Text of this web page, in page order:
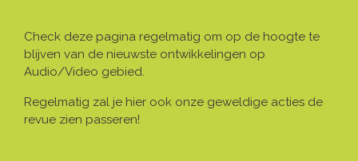
Check deze pagina regelmatig om op de hoogte te
blijven van de nieuwste ontwikkelingen op
Audio/Video gebied.
Regelmatig zal je hier ook onze geweldige acties de
revue zien passeren!